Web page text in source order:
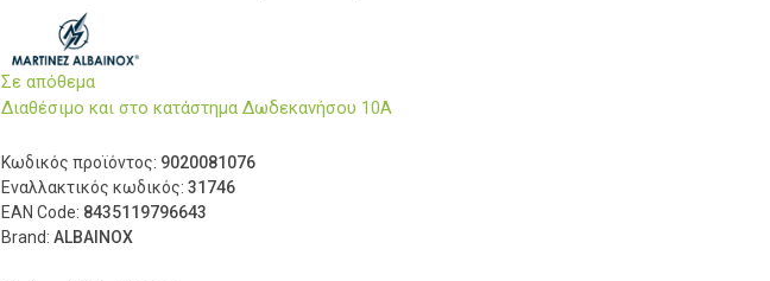
Σε απόθεμα
Διαθέσιμο και στο κατάστημα Δωδεκανήσου 10Α
Κωδικός προϊόντος: 9020081076
Εναλλακτικός κωδικός:31746
EAN Code: 8435119796643
Brand:ALBAINOX